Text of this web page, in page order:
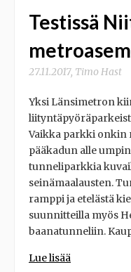
Testissä
27.11.2017, Timo Hast
Yksi Länsimetron
Vaikka parkki onkin
pääkadun alle
tunneliparkkia
seinämaalausten.
ramppi ja etelästä
suunnitteilla myös
baanatunneliin.
Lue lisää